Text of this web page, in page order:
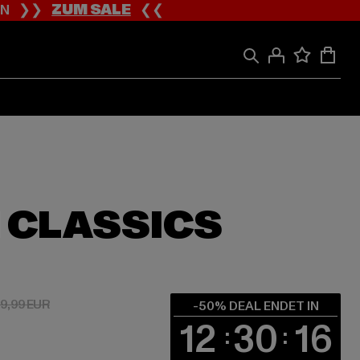
❯❯ZUM SALE❮❮
EUR
EURAktionspreis: 29,99 EUR -50% DEAL ENDET IN
12 30 15